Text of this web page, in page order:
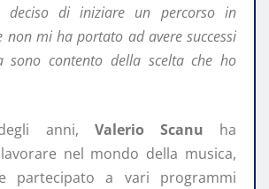
deciso di iniziare un percorso in
non mi ha portato ad avere successi
sono contento della scelta che ho
anni, Valerio Scanu ha
nel mondo della musica,
partecipato a vari programmi